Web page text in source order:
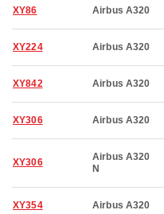
XY86 Airbus A320
XY224 Airbus A320
XY842 Airbus A320
XY306 Airbus A320
XY306
Airbus A320
N
XY354 Airbus A320